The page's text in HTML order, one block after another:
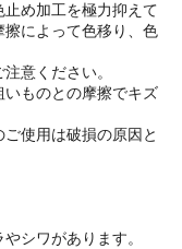
め加工を極力抑えて
によって色移り、色
意ください。
ものとの摩擦でキズ
使用は破損の原因と
シワがあります。